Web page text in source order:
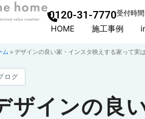
0120-31-7770受付時
HOME 施工事例
ム » デザインの良い家・インスタ映えする家って実
ログ
ザインの良